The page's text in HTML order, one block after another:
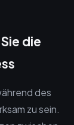
die
des
zu sein.